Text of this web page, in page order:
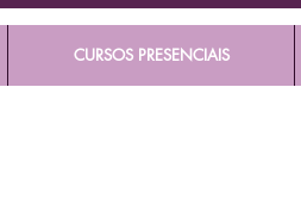
CURSOS PRESENCIAIS